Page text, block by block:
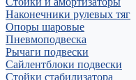
Наконечники рулевых тяг
Опоры шаровые
Пневмоподвеска
Рычаги подвески
Сайлентблоки подвески
Стойки стабилизатора